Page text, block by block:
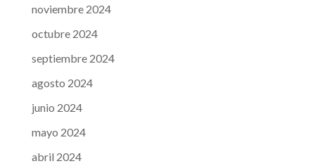
noviembre 2024
octubre 2024
septiembre 2024
agosto 2024
junio 2024
mayo 2024
abril 2024